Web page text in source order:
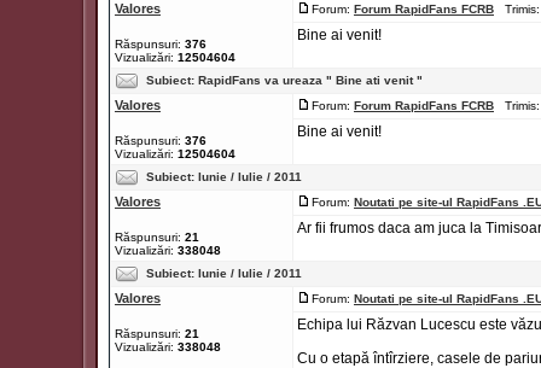
Valores
Răspunsuri: 376
Vizualizări: 12504604
Forum: Forum RapidFans FCRB
Bine ai venit!
Subiect: RapidFans va ureaza " Bine ati venit "
Valores
Răspunsuri: 376
Vizualizări: 12504604
Forum: Forum RapidFans FCRB
Bine ai venit!
Subiect: Iunie / Iulie / 2011
Valores
Răspunsuri: 21
Vizualizări: 338048
Forum: Noutati pe site-ul RapidFans
Ar fii frumos daca am juca la
Subiect: Iunie / Iulie / 2011
Valores
Răspunsuri: 21
Vizualizări: 338048
Forum: Noutati pe site-ul RapidFans
Echipa lui Răzvan Lucescu este
Cu o etapă întîrziere, casele de